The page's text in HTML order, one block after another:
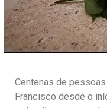
Centenas de
Francisco desde o